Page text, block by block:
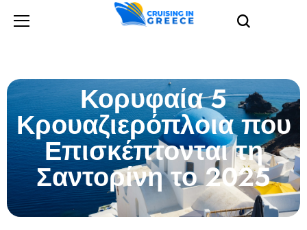
Κορυφαία 5
Κρουαζιερόπλοια που
Επισκέπτονται τη
Σαντορίνη το 2025